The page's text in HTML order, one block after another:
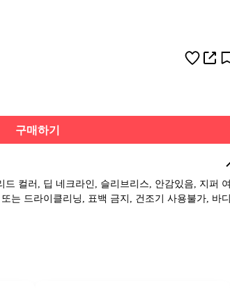
구매하기
컬러, 딥 네크라인, 슬리브리스, 안감있음, 지퍼 여
는 드라이클리닝, 표백 금지, 건조기 사용불가, 바디